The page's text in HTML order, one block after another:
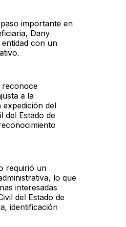
importante en
Dany
con un
reconoce
a la
expedición del
del Estado de
requirió un
lo que
interesadas
del Estado de
identificación